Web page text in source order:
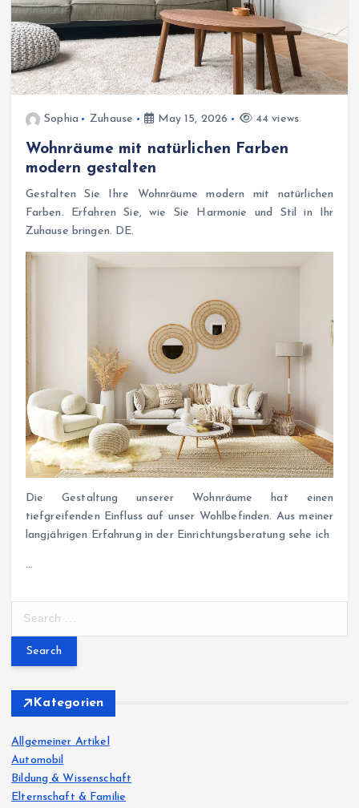
Sophia Zuhause May 15, 2026 44 views
Wohnräume mit natürlichen Farben
modern gestalten
Gestalten Sie Ihre Wohnräume modern mit natürlichen
Farben. Erfahren Sie, wie Sie Harmonie und Stil in Ihr
Zuhause bringen. DE.
Die Gestaltung unserer Wohnräume hat einen
tiefgreifenden Einfluss auf unser Wohlbefinden. Aus meiner
langjährigen Erfahrung in der Einrichtungsberatung sehe ich
…
r
f
o
r
:
Kategorien
Allgemeiner Artikel
Automobil
Bildung & Wissenschaft
Elternschaft & Familie